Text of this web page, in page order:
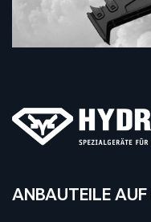
ANBAUTEILE